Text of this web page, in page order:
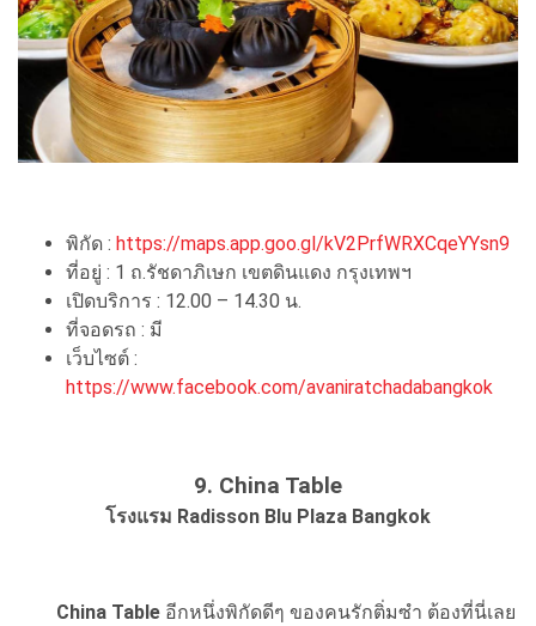
พิกัด : https://maps.app.goo.gl/kV2PrfWRXCqeYYsn9
ที่อยู่ : 1 ถ.รัชดาภิเษก เขตดินแดง กรุงเทพฯ
เปิดบริการ : 12.00 – 14.30 น.
ที่จอดรถ : มี
เว็บไซต์ :
https://www.facebook.com/avaniratchadabangkok
9. China Table
โรงแรม Radisson Blu Plaza Bangkok
China Table อีกหนึ่งพิกัดดีๆ ของคนรักติ่มซำ ต้องที่นี่เลย